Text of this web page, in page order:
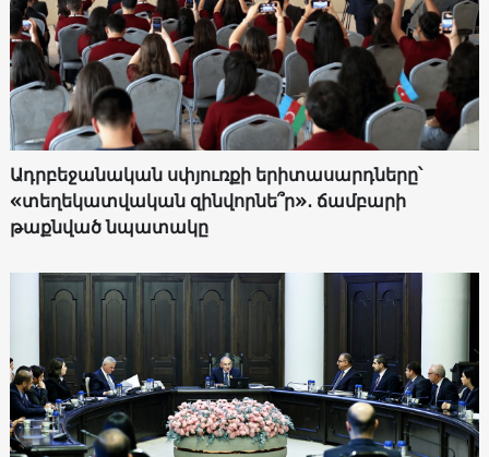
Ադրբեջանական սփյուռքի երիտասարդները՝
«տեղեկատվական զինվորնե՞ր»․ ճամբարի
թաքնված նպատակը